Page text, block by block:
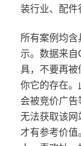
装行业、配件
所有案例均
示。数据来
具，不要再
你它的存在
会被竞价广
无法获取该
才有参考价